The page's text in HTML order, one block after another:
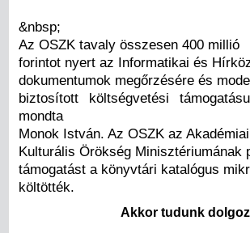
&nbsp;
Az OSZK tavaly összesen 400 millió
forintot nyert az Informatikai és
dokumentumok megőrzésére és
biztosított költségvetési
mondta
Monok István. Az OSZK az
Kulturális Örökség Minisztériumának
támogatást a könyvtári katalógus
költötték.
Akkor tudunk